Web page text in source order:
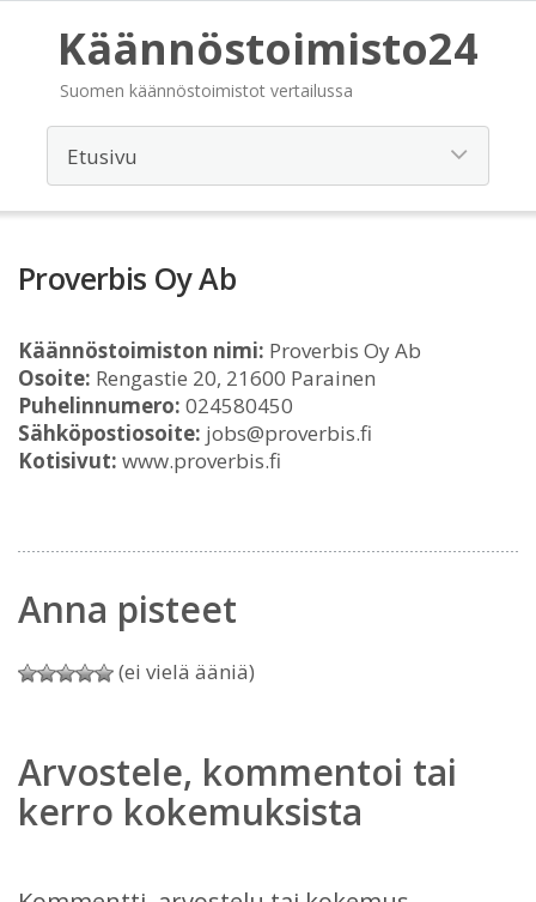
Käännöstoimisto24
Suomen käännöstoimistot vertailussa
Proverbis Oy Ab
Käännöstoimiston nimi: Proverbis Oy Ab
Osoite: Rengastie 20, 21600 Parainen
Puhelinnumero: 024580450
Sähköpostiosoite: jobs@proverbis.fi
Kotisivut: www.proverbis.fi
Anna pisteet
(ei vielä ääniä)
Arvostele, kommentoi tai
kerro kokemuksista